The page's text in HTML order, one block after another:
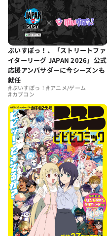
ぶいすぽっ！、「ストリートファ
イターリーグ JAPAN 2026」公式
応援アンバサダーに今シーズンも
就任
#ぶいすぽっ！#アニメ/ゲーム
#カプコン